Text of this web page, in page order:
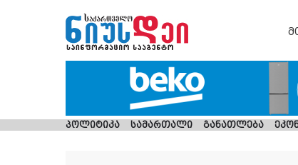
პოლიტიკა სამართალი განათლება